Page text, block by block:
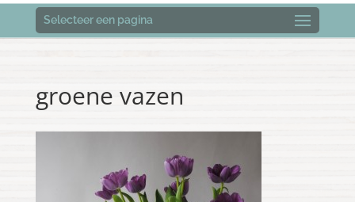
Selecteer een pagina
groene vazen